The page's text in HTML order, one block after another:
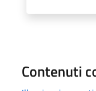
Contenuti